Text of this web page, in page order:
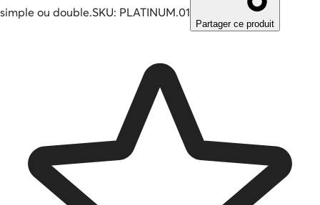
simple ou double.SKU: PLATINUM.01
Partager ce produit